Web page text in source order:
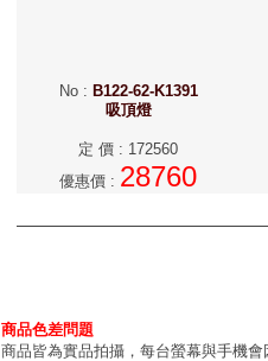
No: B122-62-K1391
吸頂燈
定 價 : 172560
優惠價 : 28760
商品色差問題
商品皆為實品拍攝，每台螢幕與手機